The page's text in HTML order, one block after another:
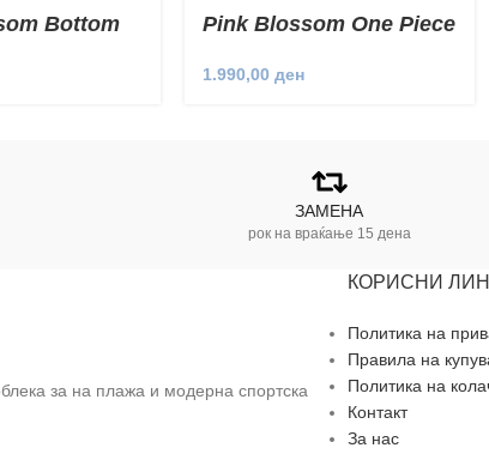
Bottom Pink Blossom One Piece
1.990,00 ден
ЗАМЕНА
рок на враќање 15 дена
за на плажа и модерна спортска
КОРИСНИ
Политика на
Правила на
Политика на
Контакт
За нас